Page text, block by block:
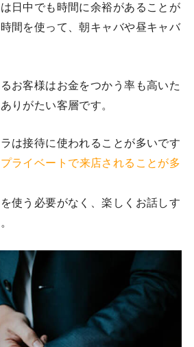
日中でも時間に余裕があることが
間を使って、朝キャバや昼キャバ
お客様はお金をつかう率も高いた
りがたい客層です。
は接待に使われることが多いです
プライベートで来店されることが多
使う必要がなく、楽しくお話しす